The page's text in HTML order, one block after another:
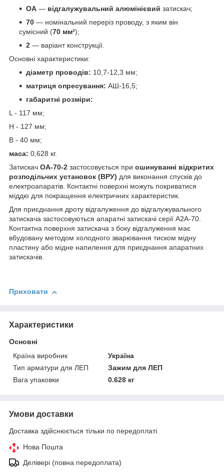
ОА — відгалужувальний алюмінієвий затискач;
70 — номінальний переріз проводу, з яким він
сумісний (70 мм²);
2 — варіант конструкції.
Основні характеристики:
діаметр проводів: 10,7-12,3 мм;
матриця опресування: АШ-16,5;
габаритні розміри:
L - 117 мм;
Н - 127 мм;
В - 40 мм;
маса: 0,628 кг.
Затискач ОА-70-2 застосовується при ошинуванні відкритих
розподільчих установок (ВРУ) для виконання спусків до
електроапаратів. Контактні поверхні можуть покриватися
міддю для покращення електричних характеристик.
Для приєднання дроту відгалуження до відгалужувального
затискача застосовуються апаратні затискачі серії А2А-70.
Контактна поверхня затискача з боку відгалуження має
вбудовану методом холодного зварювання тиском мідну
пластину або мідне напилення для приєднання апаратних
затискачів.
Приховати
Характеристики
Основні
Країна виробник
Україна
Тип арматури для ЛЕП
Зажим для ЛЕП
Вага упаковки
0.628 кг
Умови доставки
Доставка здійснюється тільки по передоплаті.
Нова Пошта
Делівері (повна передоплата)